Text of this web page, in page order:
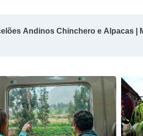
Andinos Chinchero e Alpacas |